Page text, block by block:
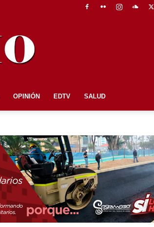
OPINIÓN EDTV SALUD